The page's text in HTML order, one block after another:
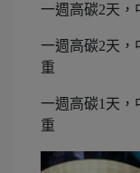
一週高碳2天，
一週高碳2天，
重
一週高碳1天，
重